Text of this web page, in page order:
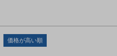
価格が高い順